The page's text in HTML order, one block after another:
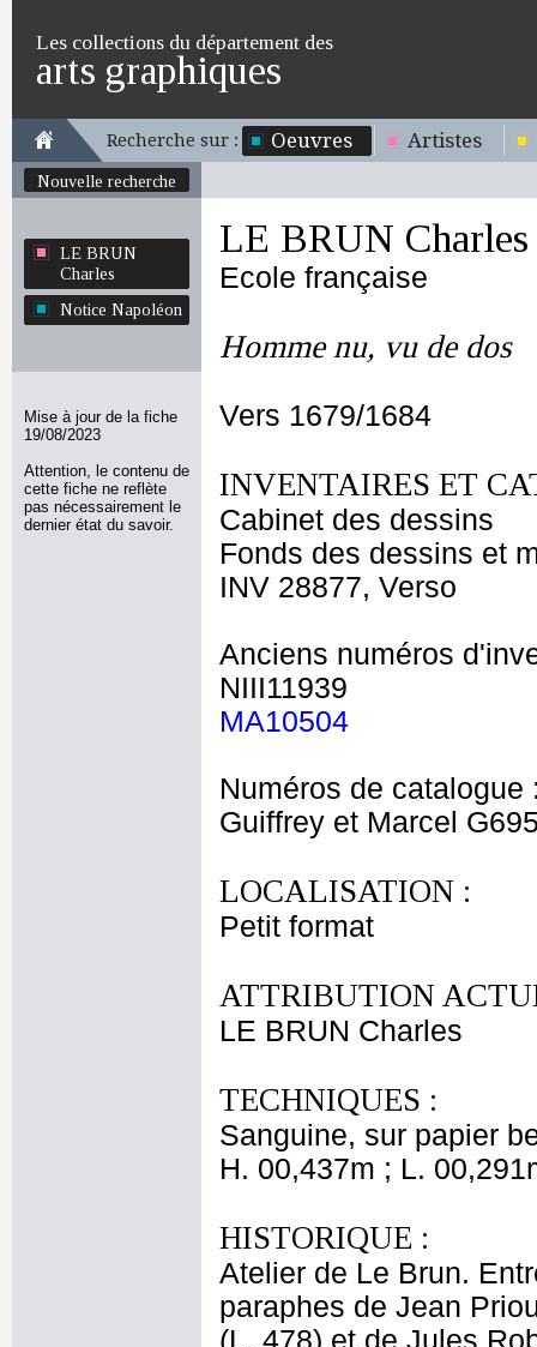
Les collections du département des
arts graphiques
Recherche sur : Oeuvres Artistes
Nouvelle recherche
LE BRUN
Charles
Notice Napoléon
Mise à jour de la fiche
19/08/2023
Attention, le contenu de
cette fiche ne reflète
pas nécessairement le
dernier état du savoir.
LE BRUN Charles
Ecole française
Homme nu, vu de dos
Vers 1679/1684
INVENTAIRES ET
Cabinet des dessins
Fonds des dessins et
INV 28877, Verso
Anciens numéros
NIII11939
MA10504
Numéros de catalogue
Guiffrey et Marcel
LOCALISATION :
Petit format
ATTRIBUTION
LE BRUN Charles
TECHNIQUES :
Sanguine, sur papier
H. 00,437m ; L.
HISTORIQUE :
Atelier de Le Brun.
paraphes de Jean
(L. 478) et de Jules